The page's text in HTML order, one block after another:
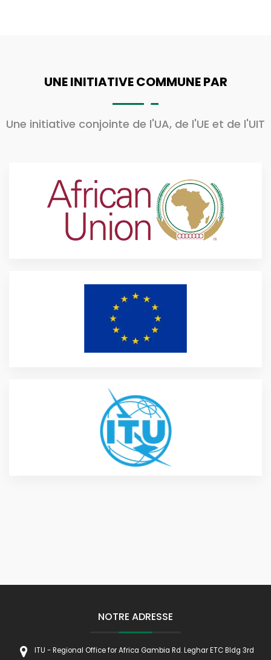
UNE INITIATIVE COMMUNE PAR
Une initiative conjointe de l'UA, de l'UE et de l'UIT
NOTRE ADRESSE
ITU - Regional Office for Africa Gambia Rd. Leghar ETC Bldg 3rd